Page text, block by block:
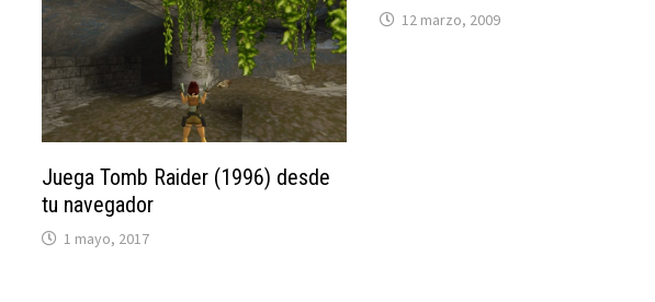
Juega Tomb Raider (1996) desde
tu navegador
1 mayo, 2017
12 marzo, 2009